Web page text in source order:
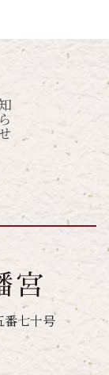
せ
番七十号